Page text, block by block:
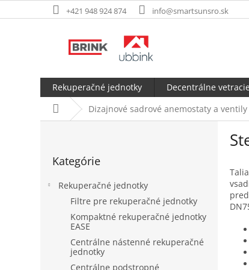
na
+421 948 924 874 info@smartsunsro.sk
Rekuperačné jednotky Decentrálne
DomovDizajnové sadrové anemostaty a ventily
kategórie
Kategórie
Rekuperačné jednotky
Filtre pre rekuperačné jednotky
Kompaktné rekuperačné jednotky
EASE
Centrálne nástenné rekuperačné
jednotky
Centrálne podstropné